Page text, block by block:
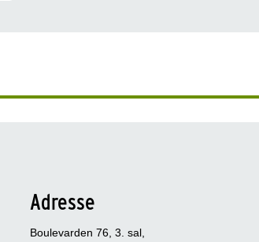
Adresse
Boulevarden 76, 3. sal,